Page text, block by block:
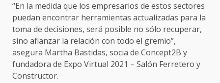
“En la medida que los empresarios de estos sectores
puedan encontrar herramientas actualizadas para la
toma de decisiones, será posible no sólo recuperar,
sino afianzar la relación con todo el gremio”,
asegura Martha Bastidas, socia de Concept2B y
fundadora de Expo Virtual 2021 – Salón Ferretero y
Constructor.